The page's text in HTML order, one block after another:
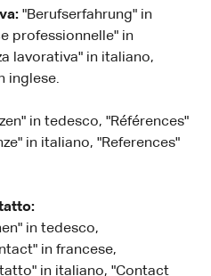
"Berufserfahrung" in
professionnelle" in
lavorativa" in italiano,
inglese.
in tedesco, "Références"
in italiano, "References"
in tedesco,
in francese,
in italiano, "Contact